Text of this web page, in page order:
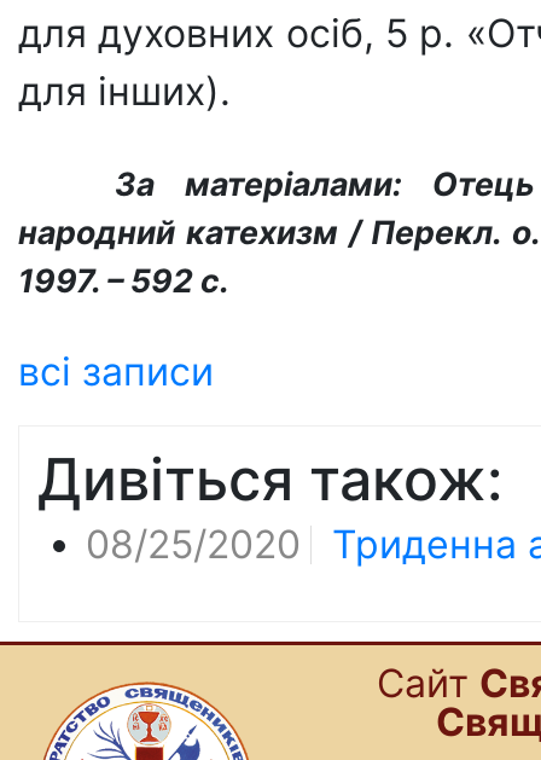
для духовних осіб, 5 р.
для інших).
За матеріалами:
народний катехизм / Перекл.
1997. – 592 с.
всі записи
Дивіться також:
08/25/2020 Триденна
Cайт